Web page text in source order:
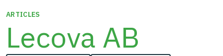
ARTICLES
Lecova AB